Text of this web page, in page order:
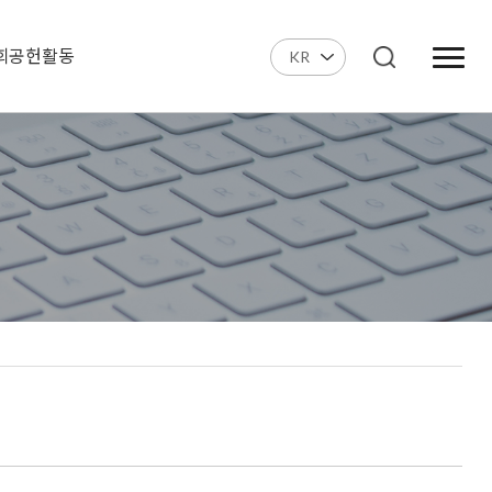
공헌활동 KR